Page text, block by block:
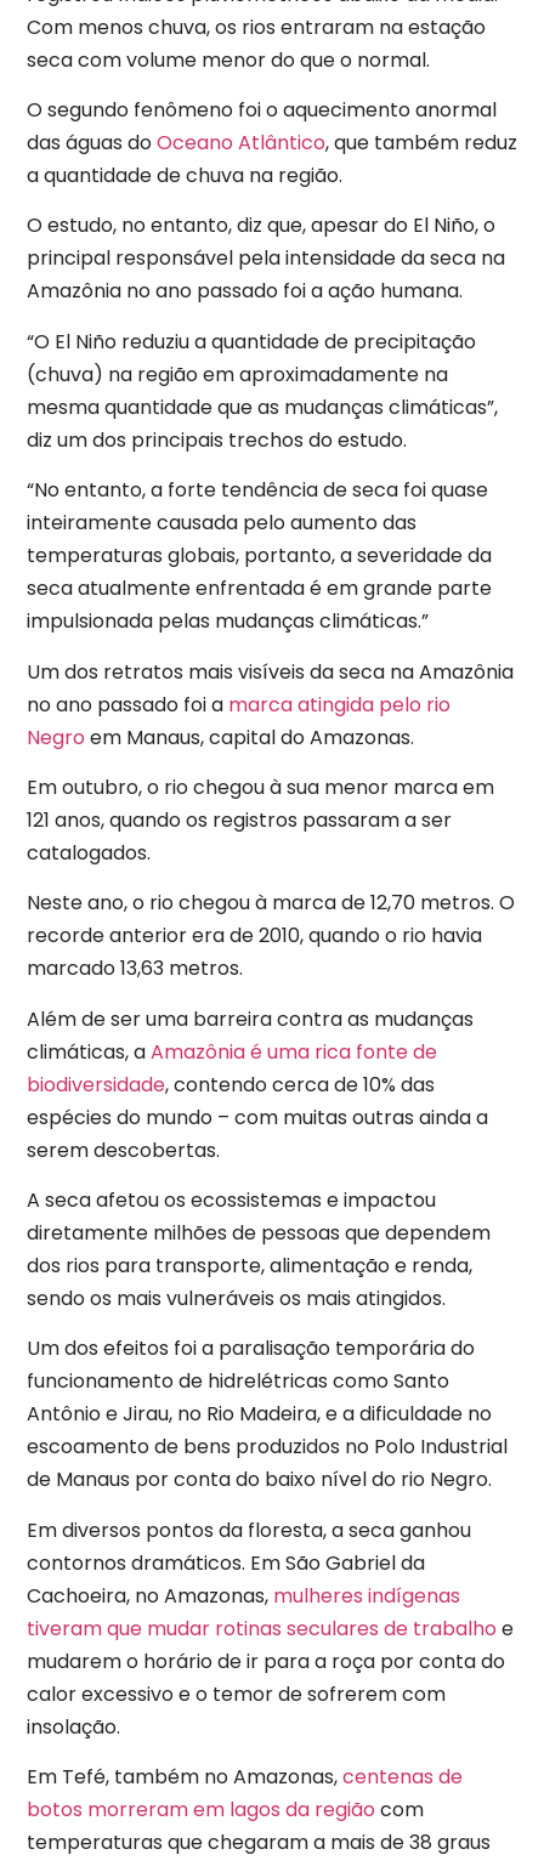
Com menos chuva, os rios entraram na estação
seca com volume menor do que o normal.
O segundo fenômeno foi o aquecimento anormal
das águas doOceano Atlântico, que também reduz
a quantidade de chuva na região.
O estudo, no entanto, diz que, apesar do El Niño, o
principal responsável pela intensidade da seca na
Amazônia no ano passado foi a ação humana.
“O El Niño reduziu a quantidade de precipitação
(chuva) na região em aproximadamente na
mesma quantidade que as mudanças climáticas”,
diz um dos principais trechos do estudo.
“No entanto, a forte tendência de seca foi quase
inteiramente causada pelo aumento das
temperaturas globais, portanto, a severidade da
seca atualmente enfrentada é em grande parte
impulsionada pelas mudanças climáticas.”
Um dos retratos mais visíveis da seca na Amazônia
no ano passado foi a marca atingida pelo rio
Negro em Manaus, capital do Amazonas.
Em outubro, o rio chegou à sua menor marca em
121 anos, quando os registros passaram a ser
catalogados.
Neste ano, o rio chegou à marca de 12,70 metros. O
recorde anterior era de 2010, quando o rio havia
marcado 13,63 metros.
Além de ser uma barreira contra as mudanças
climáticas, aAmazônia é uma rica fonte de
biodiversidade, contendo cerca de 10% das
espécies do mundo – com muitas outras ainda a
serem descobertas.
A seca afetou os ecossistemas e impactou
diretamente milhões de pessoas que dependem
dos rios para transporte, alimentação e renda,
sendo os mais vulneráveis os mais atingidos.
Um dos efeitos foi a paralisação temporária do
funcionamento de hidrelétricas como Santo
Antônio e Jirau, no Rio Madeira, e a dificuldade no
escoamento de bens produzidos no Polo Industrial
de Manaus por conta do baixo nível do rio Negro.
Em diversos pontos da floresta, a seca ganhou
contornos dramáticos. Em São Gabriel da
Cachoeira, no Amazonas, mulheres indígenas
tiveram que mudar rotinas seculares de trabalho e
mudarem o horário de ir para a roça por conta do
calor excessivo e o temor de sofrerem com
insolação.
Em Tefé, também no Amazonas,centenas de
botos morreram em lagos da região com
temperaturas que chegaram a mais de 38 graus